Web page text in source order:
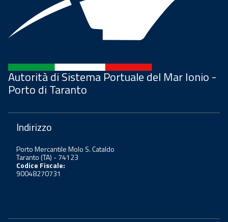
Autorità di Sistema Portuale del Mar Ionio -
Porto di Taranto
Indirizzo
Porto Mercantile Molo S. Cataldo
Taranto (TA) - 74123
Codice Fiscale:
90048270731